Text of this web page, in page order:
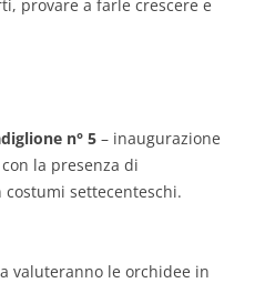
provare a farle crescere e
n° 5 – inaugurazione
la presenza di
settecenteschi.
valuteranno le orchidee in